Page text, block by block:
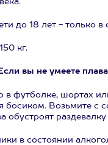
до 18 лет -
кг.
вы не умеете
в футболке, шортах
босиком. Возьмите с
обустроят раздевалку
в состоянии